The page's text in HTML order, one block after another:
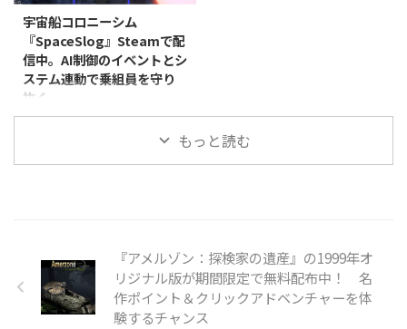
のところ、8月6日まで40％オフ
の237円（税込）で購入できま
す。 本作でプレイヤーは、村の
祭りで働くことになります。しか
し、会場には人間だけでなく、正
体を隠した怪物も入り混じってお
り、カメラと人形を使ってどちら
なのかを見分けなければなりませ
た進行システムが用意されてお
り、ふだんはカードの駆け引きを
宇宙船コロニーシム
『SpaceSlog』Steamで配
信中。AI制御のイベントとシ
ステム連動で乗組員を守り
抜く
Produno Games Studiosは2026
年4月17日、宇宙船コロニーシミ
は3,150円（税込）です。 本作は
『Rimworld』『Starship
Theory』『Dwarf Fortress』『X-
COM』といった作品や、
もっと読む
『アメルゾン：探検家の遺産』の1999年オ
リジナル版が期間限定で無料配布中！ 名
作ポイント＆クリックアドベンチャーを体
験するチャンス